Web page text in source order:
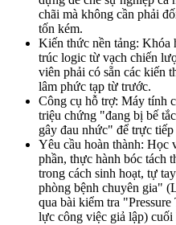
chãi mà không cần phải
tốn kém.
Kiến thức nền tảng: Khóa
trúc logic từ vạch chiến
viên phải có sẵn các kiến
lâm phức tạp từ trước.
Công cụ hỗ trợ: Máy tính
triệu chứng "đang bị bế
gây đau nhức" để trực
Yêu cầu hoàn thành: Học
phần, thực hành bóc tách
trong cách sinh hoạt, tự
phòng bệnh chuyên gia"
qua bài kiểm tra
lực công việc giả lập) cuối